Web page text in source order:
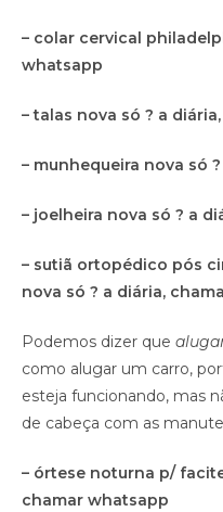
– colar cervical
whatsapp
– talas nova só ? a
– munhequeira nova só
– joelheira nova só ? a
– sutiã ortopédico pós
nova só ? a diária,
Podemos dizer que
como alugar um carro,
esteja funcionando, mas
de cabeça com as
– órtese noturna p/
chamar whatsapp